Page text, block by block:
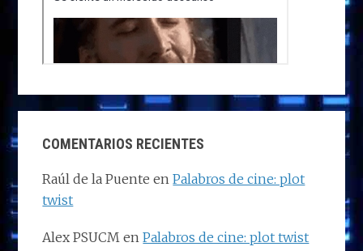
COMENTARIOS RECIENTES
Raúl de la Puente enPalabros de cine: plot
twist
Alex PSUCM enPalabros de cine: plot twist